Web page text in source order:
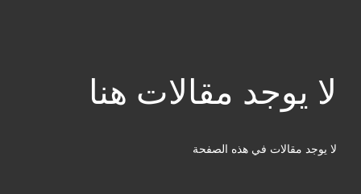
لا يوجد مقالات هنا
لا يوجد مقالات في هذه الصفحة